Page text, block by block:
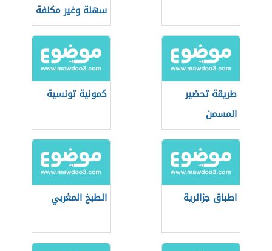
سهلة وغير مكلفة
طريقة تحضير
المسمن
كمونية تونسية
اطباق جزائرية الطبخ المغربي